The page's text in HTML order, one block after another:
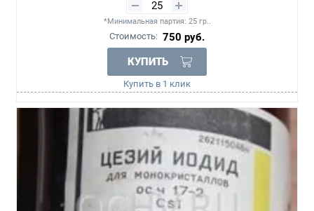
*Минимальная партия: 25 гр..
Стоимость: 750 руб.
КУПИТЬ
Купить в 1 клик